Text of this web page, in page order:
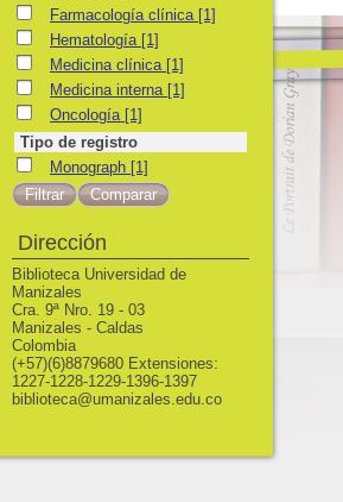
Farmacología clínica
Farmacología clínica [1]
Hematología
Hematología [1]
Medicina clínica
Medicina clínica [1]
Medicina interna
Medicina interna [1]
OncologíaOncología [1]
Tipo de registro
Monograph
Monograph [1]
Dirección
Biblioteca Universidad de
Manizales
Cra. 9ª Nro. 19 - 03
Manizales - Caldas
Colombia
(+57)(6)8879680 Extensiones:
1227-1228-1229-1396-1397
biblioteca@umanizales.edu.co